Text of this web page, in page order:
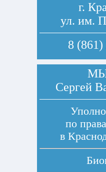
г.
ул. им.
8 (861)
Сергей
по
в